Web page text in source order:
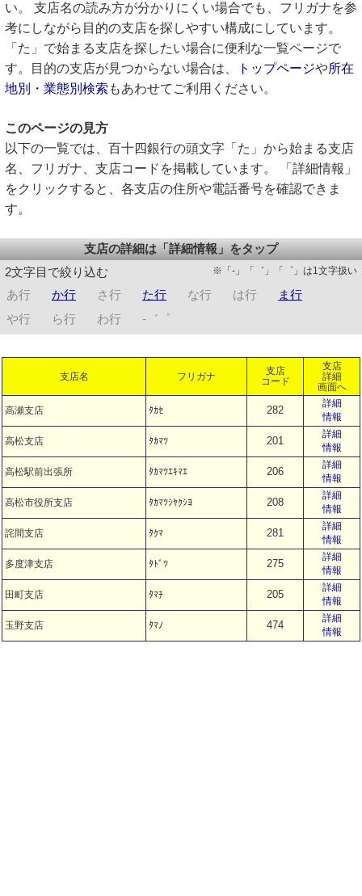
い。 支店名の読み方が分かりにくい場合でも、フリガナを参
考にしながら目的の支店を探しやすい構成にしています。
「た」で始まる支店を探したい場合に便利な一覧ページで
す。目的の支店が見つからない場合は、
トップページや所在
地別・業態別検索 もあわせてご利用ください。
このページの見方
以下の一覧では、百十四銀行の頭文字「た」から始まる支店
名、フリガナ、支店コードを掲載しています。 「詳細情報」
をクリックすると、各支店の住所や電話番号を確認できま
す。
支店の詳細は「詳細情報」をタップ
2文字目で絞り込む
※「-」「゛」「゜」は1文字扱い
あ行 か行 さ行 た行 な行 は行
ま行
や行
ら行 わ行 -゛゜
支店名 フリガナ
支店
コード
支店
詳細
画面へ
高瀬支店 ﾀｶｾ 282
詳細
情報
高松支店 ﾀｶﾏﾂ 201
詳細
情報
高松駅前出張所 ﾀｶﾏﾂｴｷﾏｴ 206
詳細
情報
高松市役所支店 ﾀｶﾏﾂｼﾔｸｼﾖ 208
詳細
情報
詫間支店 ﾀｸﾏ 281
詳細
情報
多度津支店 ﾀﾄﾞﾂ 275
詳細
情報
田町支店 ﾀﾏﾁ 205
詳細
情報
玉野支店 ﾀﾏﾉ 474
詳細
情報